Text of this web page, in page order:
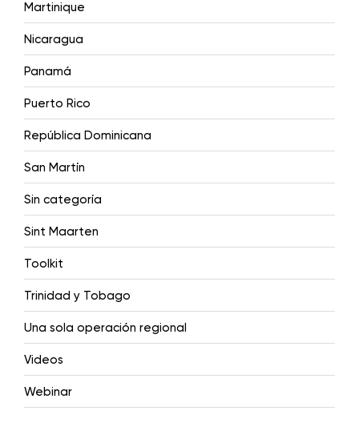
Martinique
Nicaragua
Panamá
Puerto Rico
República Dominicana
San Martín
Sin categoría
Sint Maarten
Toolkit
Trinidad y Tobago
Una sola operación regional
Videos
Webinar